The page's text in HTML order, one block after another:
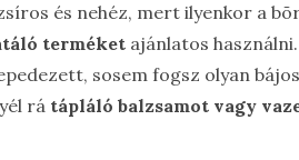
és nehéz, mert ilyenkor a
terméket ajánlatos
sosem fogsz olyan
rá tápláló balzsamot vagy